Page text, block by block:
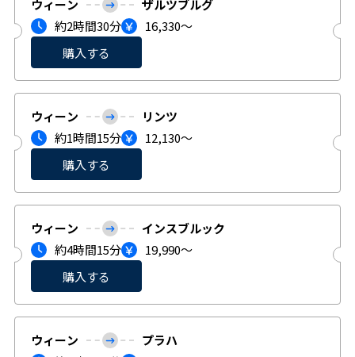
ウィーン
ザルツブルグ
約2時間30分
16,330〜
購入する
ウィーン
リンツ
約1時間15分
12,130〜
購入する
ウィーン
インスブルック
約4時間15分
19,990〜
購入する
ウィーン
プラハ